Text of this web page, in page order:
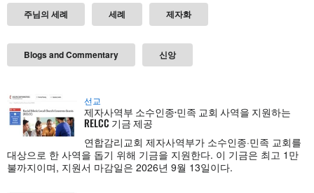
주님의 세례 세례 제자화
Blogs and Commentary 신앙
선교
제자사역부 소수인종·민족 교회 사역을 지원하는
RELCC 기금 제공
연합감리교회 제자사역부가 소수인종·민족 교회를
대상으로 한 사역을 돕기 위해 기금을 지원한다. 이 기금은 최고 1만
불까지이며, 지원서 마감일은 2026년 9월 13일이다.